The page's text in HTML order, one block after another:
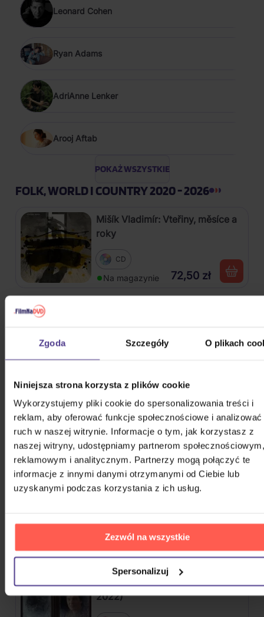
Zgoda Szczegóły O plikach
Niniejsza strona korzysta z plików cookie
Wykorzystujemy pliki cookie do spersonalizowania treści i
reklam, aby oferować funkcje społecznościowe i analizować
ruch w naszej witrynie. Informacje o tym, jak korzystasz z
naszej witryny, udostępniamy partnerom społecznościowym,
reklamowym i analitycznym. Partnerzy mogą połączyć te
informacje z innymi danymi otrzymanymi od Ciebie lub
uzyskanymi podczas korzystania z ich usług.
Zezwól na wszystkie
Spersonalizuj
Leonard Cohen
Ryan Adams
AdriAnne Lenker
Arooj Aftab
POKAŻ WSZYSTKIE
FOLK, WORLD I COUNTRY 2020 - 2026
Mišík Vladimír: Vteřiny, měsíce a
roky
CD
Na magazynie 72,50 zł
Čechomor: Švarní šohajové
CD
Na magazynie 56,30 zł
Zagorová Hana, Margita Štefan:
2CD
Na magazynie 46,90 zł
Gott Karel: Bílé Vánoce (Reedice
2022)